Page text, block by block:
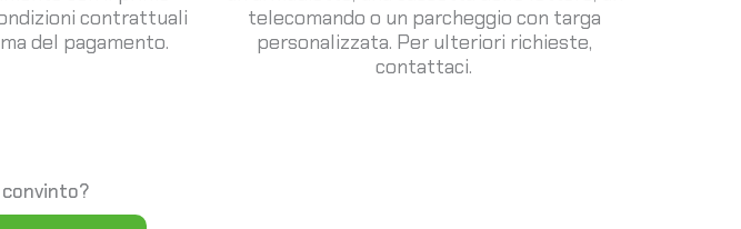
contrattuali
del pagamento.
telecomando o un parcheggio con targa
personalizzata. Per ulteriori richieste,
contattaci.